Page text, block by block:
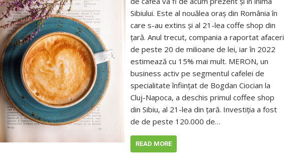
Sibiului. Este al nouălea oraș din România în
care s-au extins și al 21-lea coffe shop din
țară. Anul trecut, compania a raportat afaceri
de peste 20 de milioane de lei, iar în 2022
estimează cu 15% mai mult. MERON, un
business activ pe segmentul cafelei de
specialitate înființat de Bogdan Ciocian la
Cluj-Napoca, a deschis primul coffee shop
din Sibiu, al 21-lea din țară. Investiția a fost
de de peste 120.000 de…
READ MORE